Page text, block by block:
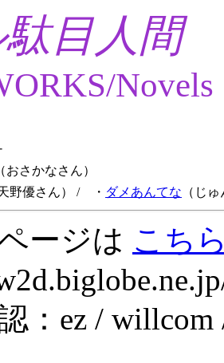
駄目人間
Novels
（おさかなさん）
野優さん） / ・ ダメあんてな （じ
ージは こち
：ez /